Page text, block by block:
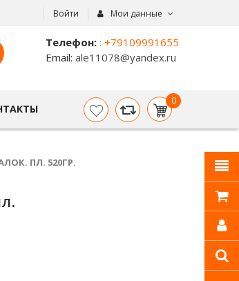
Войти Мои данные
Телефон: : +79109991655
Email: ale11078@yandex.ru
0
item(s)
- 0
ПЛ. 520ГР.